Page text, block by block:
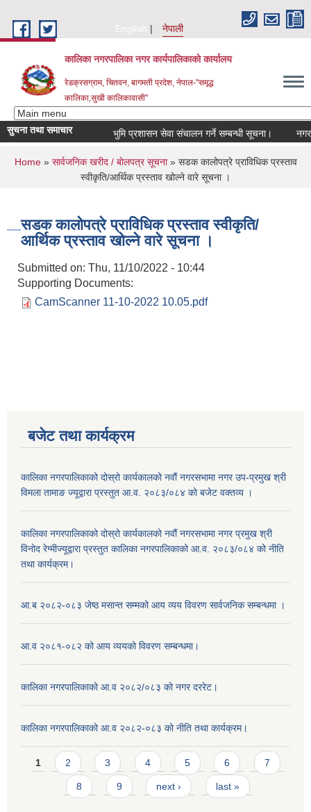
English
नेपाली
कालिका नगरपालिका नगर कार्यपालिकाकाे कार्यालय
रेडक्रसग्राम, चितवन, बागमती प्रदेश, नेपाल-"समृद्ध
कालिका,सुखी कालिकावासी"
सुचना तथा समाचार भुमि प्रशासन सेवा संचालन गर्ने सम्बन्धी सूचना। नगर
You are here
Home» सार्वजनिक खरीद / बाेलपत्र सूचना» सडक कालोपत्रे प्राविधिक प्रस्ताव
स्वीकृति/आर्थिक प्रस्ताव खोल्ने वारे सूचना ।
सडक कालोपत्रे प्राविधिक प्रस्ताव स्वीकृति/
आर्थिक प्रस्ताव खोल्ने वारे सूचना ।
Submitted on: Thu, 11/10/2022 - 10:44
Supporting Documents:
CamScanner 11-10-2022 10.05.pdf
बजेट तथा कार्यक्रम
कालिका नगरपालिकाको दोस्रो कार्यकालको नवौं नगरसभामा नगर उप-प्रमुख श्री
विमला तामाङ ज्यूद्वारा प्रस्तुत आ.व. २०८३/०८४ को बजेट वक्तव्य ।
कालिका नगरपालिकाको दोस्रो कार्यकालको नवौं नगरसभामा नगर प्रमुख श्री
विनोद रेग्मीज्यूद्वारा प्रस्तुत कालिका नगरपालिकाको आ.व. २०८३/०८४ को नीति
तथा कार्यक्रम।
आ.ब २०८२-०८३ जेष्ठ मसान्त सम्मको आय व्यय विवरण सार्वजनिक सम्बन्धमा ।
आ.व २०८१-०८२ को आय व्ययको विवरण सम्बन्धमा।
कालिका नगरपालिकाको आ.व २०८२/०८३ को नगर दररेट।
कालिका नगरपालिकाको आ.व २०८२-०८३ को नीति तथा कार्यक्रम।
Pages
1 2 3 4 5 6 7
8 9 next › last »